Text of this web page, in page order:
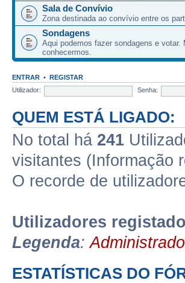
Sala de Convívio
Zona destinada ao convívio entre os
Sondagens
Aqui podemos fazer sondagens e votar.
conhecermos.
ENTRAR • REGISTAR
Utilizador:
Senha:
QUEM ESTÁ LIGADO:
No total há 241
visitantes (Informação
O recorde de
Utilizadores
Legenda:
ESTATÍSTICAS DO